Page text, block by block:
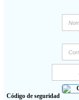
Código de seguridad